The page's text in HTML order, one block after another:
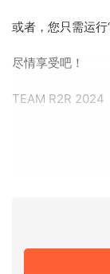
或者，您只需运行
尽情享受吧！
TEAM R2R 2024
借助旨在激发创
使用创新的编曲